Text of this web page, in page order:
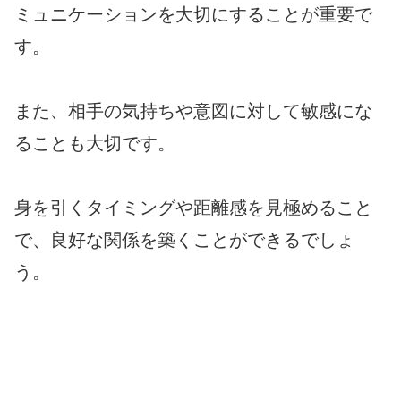
ミュニケーションを大切にすることが重要で
す。
また、相手の気持ちや意図に対して敏感にな
ることも大切です。
身を引くタイミングや距離感を見極めること
で、良好な関係を築くことができるでしょ
う。